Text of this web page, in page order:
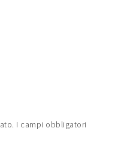
I campi obbligatori